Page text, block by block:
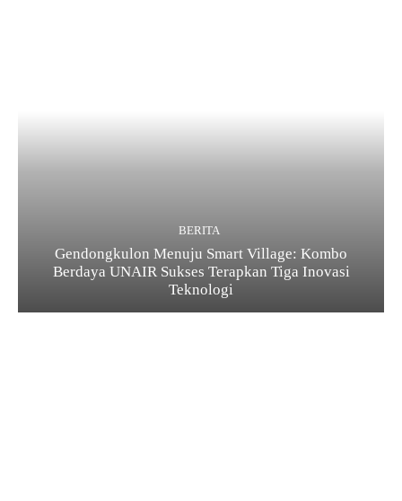
BERITA
Gendongkulon Menuju Smart Village: Kombo
Berdaya UNAIR Sukses Terapkan Tiga Inovasi
Teknologi